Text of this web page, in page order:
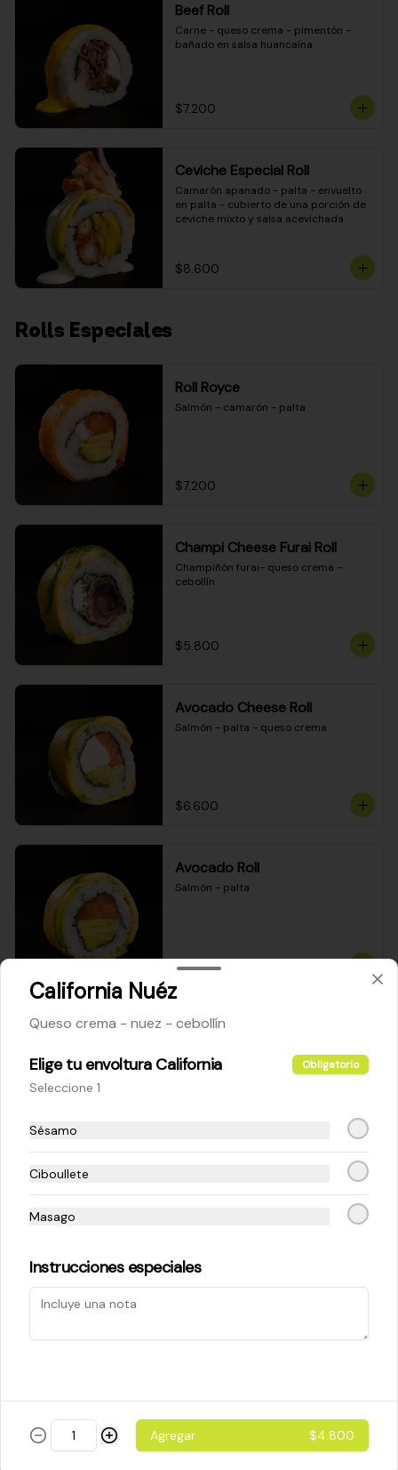
Beef Roll
Carne - queso crema - pimentón -
bañado en salsa huancaína
$7.200
Ceviche Especial Roll
Camarón apanado - palta - envuelto
en palta - cubierto de una porción de
ceviche mixto y salsa acevichada
$8.600
Rolls Especiales
Roll Royce
Salmón - camarón - palta
$7.200
Champi Cheese Furai Roll
Champiñón furai- queso crema -
cebollín
$5.800
Avocado Cheese Roll
Salmón - palta - queso crema
$6.600
Avocado Roll
Salmón - palta
$6.200
Maki Cheese Roll
$5.200
$5.800
California Nuéz
Queso crema - nuez - cebollín
Elige tu envoltura California Obligatorio
Seleccione 1
Sésamo
Ciboullete
Masago
Instrucciones especiales
Agregar $4.800